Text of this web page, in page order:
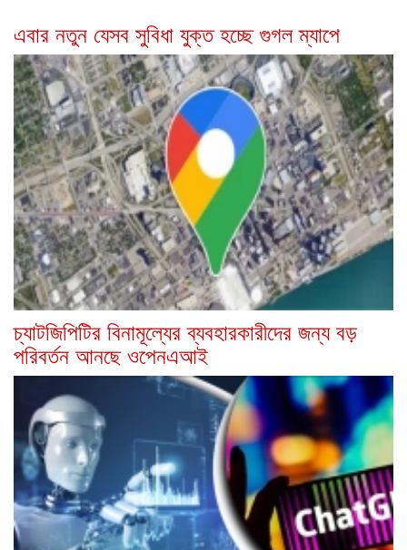
এবার নতুন যেসব সুবিধা যুক্ত হচ্ছে গুগল ম্যাপে
চ্যাটজিপিটির বিনামূল্যের ব্যবহারকারীদের জন্য বড়
পরিবর্তন আনছে ওপেনএআই